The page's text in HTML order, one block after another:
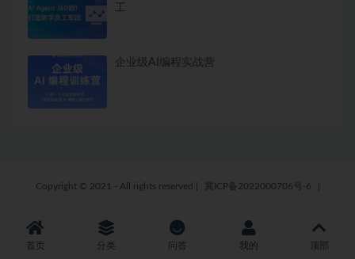
企业级AI编程实战营
Copyright © 2021 - All rights reserved 冀ICP备2022000706号-6
首页 分类 问答 我的 顶部